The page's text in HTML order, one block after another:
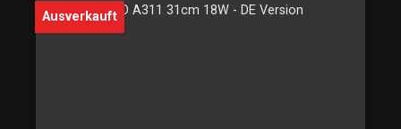
Ausverkauft